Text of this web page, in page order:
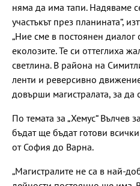
няма да има тапи. Надяваме
участъкът през планината“,
„Ние сме в постоянен диалог
еколозите. Те си оттеглиха
светлина. В района на
ленти и реверсивно
довърши магистралата, за да
По темата за „Хемус“ Вълчев
бъдат ще бъдат готови
от София до Варна.
„Магистралите не са в най-